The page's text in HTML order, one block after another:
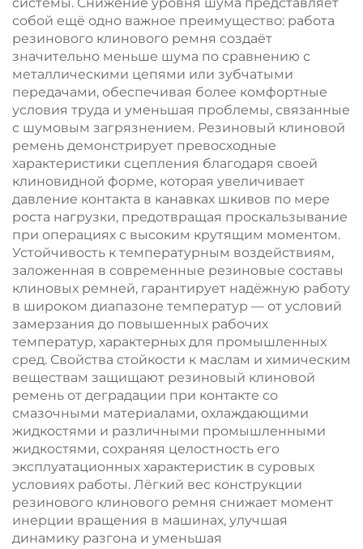
собой ещё одно важное преимущество: работа
резинового клинового ремня создаёт
значительно меньше шума по сравнению с
металлическими цепями или зубчатыми
передачами, обеспечивая более комфортные
условия труда и уменьшая проблемы, связанные
с шумовым загрязнением. Резиновый клиновой
ремень демонстрирует превосходные
характеристики сцепления благодаря своей
клиновидной форме, которая увеличивает
давление контакта в канавках шкивов по мере
роста нагрузки, предотвращая проскальзывание
при операциях с высоким крутящим моментом.
Устойчивость к температурным воздействиям,
заложенная в современные резиновые составы
клиновых ремней, гарантирует надёжную работу
в широком диапазоне температур — от условий
замерзания до повышенных рабочих
температур, характерных для промышленных
сред. Свойства стойкости к маслам и химическим
веществам защищают резиновый клиновой
ремень от деградации при контакте со
смазочными материалами, охлаждающими
жидкостями и различными промышленными
жидкостями, сохраняя целостность его
эксплуатационных характеристик в суровых
условиях работы. Лёгкий вес конструкции
резинового клинового ремня снижает момент
инерции вращения в машинах, улучшая
динамику разгона и уменьшая